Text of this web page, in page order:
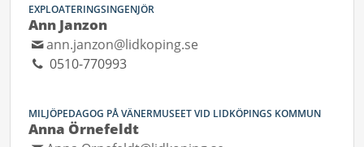
EXPLOATERINGSINGENJÖR
Ann Janzon
ann.janzon@lidkoping.se
0510-770993
MILJÖPEDAGOG PÅ VÄNERMUSEET VID LIDKÖPINGS KOMMUN
Anna Örnefeldt